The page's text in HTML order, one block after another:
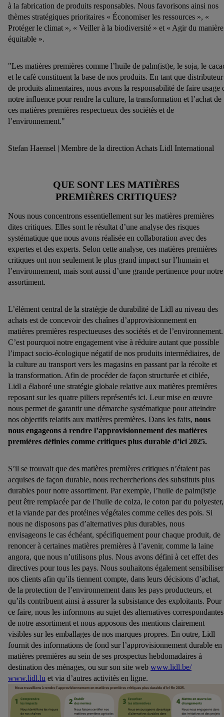
à la fabrication de produits responsables. Nous favorisons ainsi nos
thèmes stratégiques prioritaires « Économiser les ressources », «
Protéger le climat », « Veiller à la biodiversité » et « Agir du manière
équitable ».
"Les matières premières comme l’huile de palm(ist)e, le soja, le
et le café constituent la base de nos produits. En tant que distributeur
de produits alimentaires, nous avons la responsabilité de faire usage
notre influence pour rendre la culture, la transformation et l’achat de
ces matières premières respectueux des sociétés et de
l’environnement."
Stefan Haensel | Membre de la direction Achats Lidl International
QUE SONT LES MATIÈRES
PREMIÈRES CRITIQUES?
Nous nous concentrons essentiellement sur les matières premières
dites critiques. Elles sont le résultat d’une analyse des risques
systématique que nous avons réalisée en collaboration avec des
expertes et des experts. Selon cette analyse, ces matières premières
critiques ont non seulement le plus grand impact sur l’humain et
l’environnement, mais sont aussi d’une grande pertinence pour notre
assortiment.
L’élément central de la stratégie de durabilité de Lidl au niveau des
achats est de concevoir des chaînes d’approvisionnement en
matières premières respectueuses des sociétés et de l’environnement.
C’est pourquoi notre engagement vise à réduire autant que possible
l’impact socio-écologique négatif de nos produits intermédiaires, de
la culture au transport vers les magasins en passant par la récolte et
la transformation. Afin de procéder de façon structurée et ciblée,
Lidl a élaboré une stratégie globale relative aux matières premières
reposant sur les quatre piliers représentés ici. Leur mise en œuvre
nous permet de garantir une démarche systématique pour atteindre
nos objectifs relatifs aux matières premières. Dans les faits, nous
nous engageons à rendre l’approvisionnement des matières
premières définies comme critiques plus durable d’ici 2025.
S’il se trouvait que des matières premières critiques n’étaient pas
acquises de façon durable, nous rechercherions des substituts plus
durables pour notre assortiment. Par exemple, l’huile de palm(ist)e
peut être remplacée par de l’huile de colza, le coton par du polyester,
et la viande par des protéines végétales comme celles des pois. Si
nous ne disposons pas d’alternatives plus durables, nous
envisageons le cas échéant, spécifiquement pour chaque produit, de
renoncer à certaines matières premières à l’avenir, comme la laine
angora, que nous n’utilisons plus. Nous avons défini à cet effet des
directives pour tous les pays. Nous souhaitons également sensibiliser
nos clients afin qu’ils tiennent compte, dans leurs décisions d’achat,
de la protection de l’environnement dans les pays producteurs, et
qu’ils contribuent ainsi à assurer la subsistance des exploitants. Pour
ce faire, nous les informons au sujet des alternatives correspondantes
de notre assortiment et nous apposons des mentions clairement
visibles sur les emballages de nos marques propres. En outre, Lidl
fournit des informations de fond sur l’approvisionnement durable en
matières premières au sein de ses prospectus hebdomadaires à
destination des ménages, ou sur son site web www.lidl.be/
www.lidl.lu et via d’autres activités en ligne.